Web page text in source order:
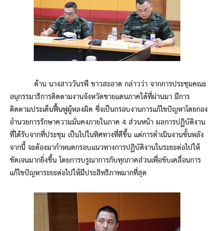
ด้าน นางสาววันรพี ขาวสะอาด กล่าวว่า จากการประชุมคณะ
อนุกรรมาธิการติดตามงานจังหวัดชายแดนภาคใต้ที่ผ่านมา มีการ
ติดตามประเด็นฟื้นฟูผู้หลงผิด ซึ่งเป็นกรอบงานการแก้ไขปัญหาโดยกอง
อำนวยการรักษาความมั่นคงภายในภาค 4 ส่วนหน้า ผลการปฏิบัติงาน
ที่ได้รับจากที่ประชุม เป็นไปในทิศทางที่ดีขึ้น แต่การดำเนินงานขั้นหลัง
จากนี้ จะต้องมากำหนดกรอบแนวทางการปฏิบัติงานในระยะต่อไปให้
ชัดเจนมากยิ่งขึ้น โดยการบรูณาการกับทุกภาคส่วนเพื่อขับเคลื่อนการ
แก้ไขปัญหาระยะต่อไปให้มีประสิทธิภาพมากที่สุด